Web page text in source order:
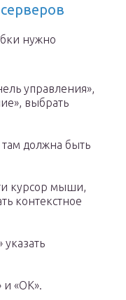
нужно
управления»,
выбрать
там должна быть
курсор мыши,
контекстное
указать
и «ОК».